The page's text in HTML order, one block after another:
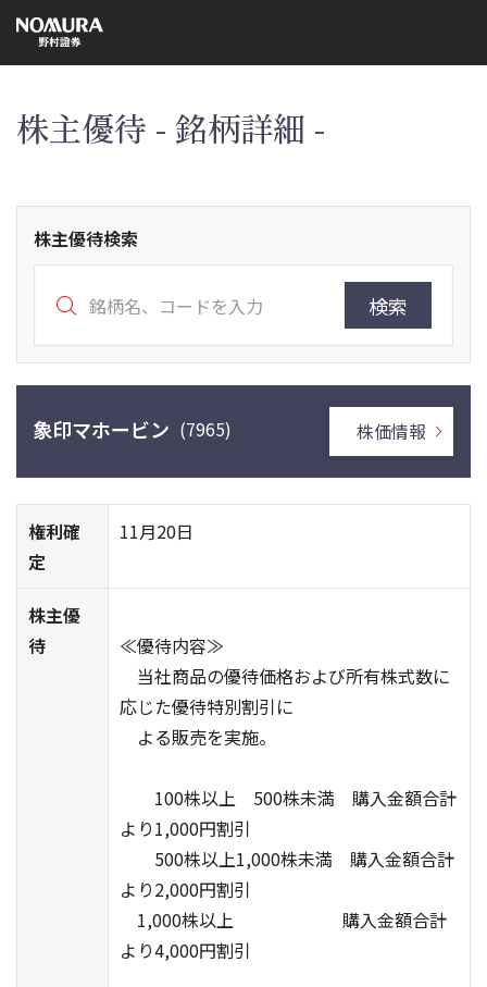
の
ー
株主優待 - 銘柄詳細 -
株主優待検索
検索
象印マホービン (7965) 株価情報
権利確
定
11月20日
株主優
待
≪優待内容≫
当社商品の優待価格および所有株式数に
応じた優待特別割引に
よる販売を実施。
100株以上 500株未満 購入金額合計
より1,000円割引
500株以上1,000株未満 購入金額合計
より2,000円割引
1,000株以上 購入金額合計
より4,000円割引